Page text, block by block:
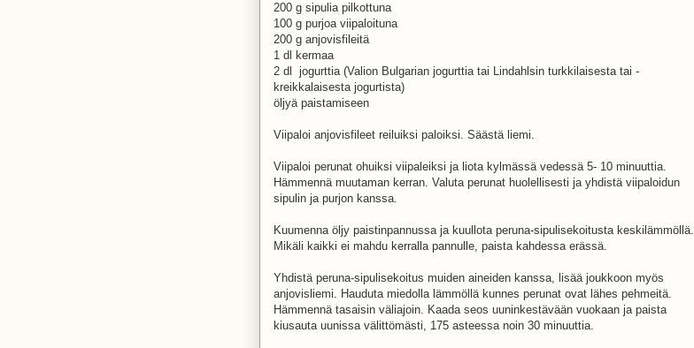
200 g sipulia pilkottuna
100 g purjoa viipaloituna
200 g anjovisfileitä
1 dl kermaa
2 dl jogurttia (Valion Bulgarian jogurttia tai Lindahlsin turkkilaisesta tai -
kreikkalaisesta jogurtista)
öljyä paistamiseen
Viipaloi anjovisfileet reiluiksi paloiksi. Säästä liemi.
Viipaloi perunat ohuiksi viipaleiksi ja liota kylmässä vedessä 5- 10 minuuttia.
Hämmennä muutaman kerran. Valuta perunat huolellisesti ja yhdistä viipaloidun
sipulin ja purjon kanssa.
Kuumenna öljy paistinpannussa ja kuullota peruna-sipulisekoitusta keskilämmöllä.
Mikäli kaikki ei mahdu kerralla pannulle, paista kahdessa erässä.
Yhdistä peruna-sipulisekoitus muiden aineiden kanssa, lisää joukkoon myös
anjovisliemi. Hauduta miedolla lämmöllä kunnes perunat ovat lähes pehmeitä.
Hämmennä tasaisin väliajoin. Kaada seos uuninkestävään vuokaan ja paista
kiusauta uunissa välittömästi, 175 asteessa noin 30 minuuttia.